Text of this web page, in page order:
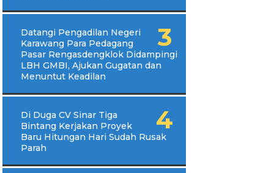
Datangi Pengadilan Negeri
Karawang Para Pedagang
Pasar Rengasdengklok Didampingi
LBH GMBI, Ajukan Gugatan dan
Menuntut Keadilan
Di Duga CV Sinar Tiga
Bintang Kerjakan Proyek
Baru Hitungan Hari Sudah Rusak
Parah